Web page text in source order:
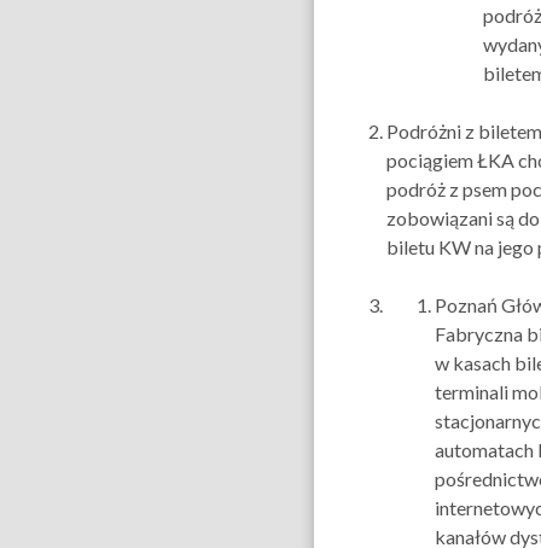
Podróżni z
pociągiem ŁKA
podróż z psem
zobowiązani są
biletu KW na
Poznań
Fabryczna
w kasach
terminali
automatach
kanałów